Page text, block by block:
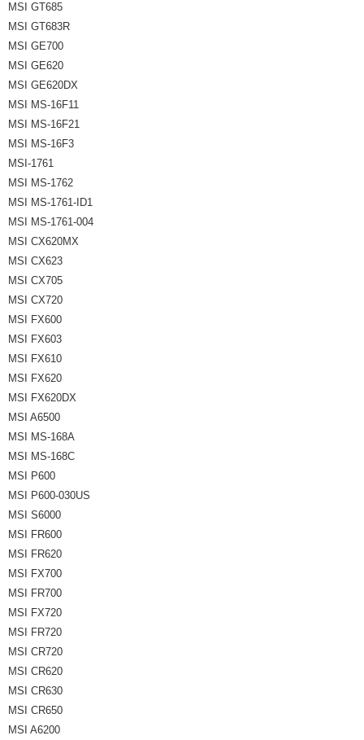
MSI GT685
MSI GT683R
MSI GE700
MSI GE620
MSI GE620DX
MSI MS-16F11
MSI MS-16F21
MSI MS-16F3
MSI-1761
MSI MS-1762
MSI MS-1761-ID1
MSI MS-1761-004
MSI CX620MX
MSI CX623
MSI CX705
MSI CX720
MSI FX600
MSI FX603
MSI FX610
MSI FX620
MSI FX620DX
MSI A6500
MSI MS-168A
MSI MS-168C
MSI P600
MSI P600-030US
MSI S6000
MSI FR600
MSI FR620
MSI FX700
MSI FR700
MSI FX720
MSI FR720
MSI CR720
MSI CR620
MSI CR630
MSI CR650
MSI A6200